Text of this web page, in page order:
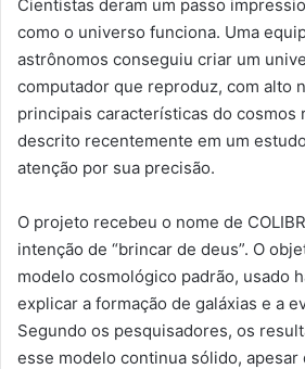
Cientistas deram um passo
como o universo funciona. Uma
astrônomos conseguiu criar um
computador que reproduz, com alto
principais características do cosmos
descrito recentemente em um
atenção por sua precisão.
O projeto recebeu o nome de
intenção de “brincar de deus”. O
modelo cosmológico padrão, usado
explicar a formação de galáxias e a
Segundo os pesquisadores, os
esse modelo continua sólido,